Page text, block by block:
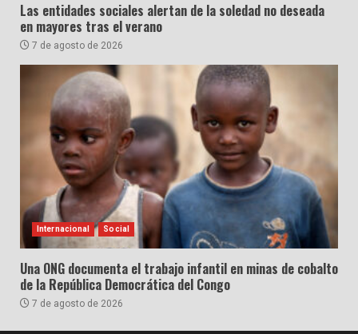
Las entidades sociales alertan de la soledad no deseada
en mayores tras el verano
7 de agosto de 2026
Internacional Social
Una ONG documenta el trabajo infantil en minas de cobalto
de la República Democrática del Congo
7 de agosto de 2026